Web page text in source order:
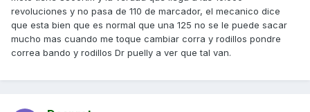
revoluciones y no pasa de 110 de marcador, el mecanico dice
que esta bien que es normal que una 125 no se le puede sacar
mucho mas cuando me toque cambiar corra y rodillos pondre
correa bando y rodillos Dr puelly a ver que tal van.